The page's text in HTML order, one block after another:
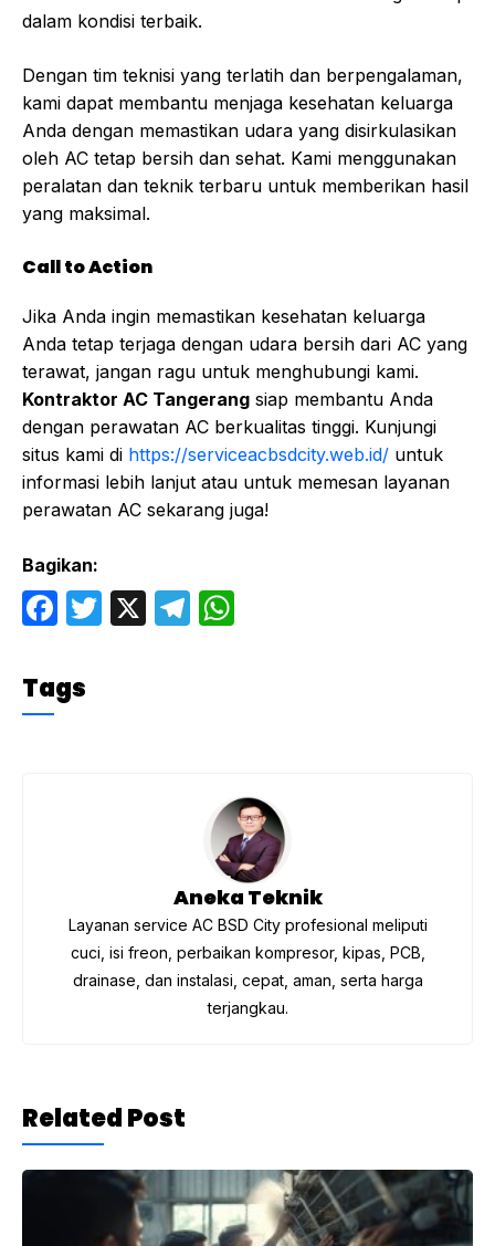
dalam kondisi terbaik.
Dengan tim teknisi yang terlatih dan berpengalaman,
kami dapat membantu menjaga kesehatan keluarga
Anda dengan memastikan udara yang disirkulasikan
oleh AC tetap bersih dan sehat. Kami menggunakan
peralatan dan teknik terbaru untuk memberikan hasil
yang maksimal.
Call to Action
Jika Anda ingin memastikan kesehatan keluarga
Anda tetap terjaga dengan udara bersih dari AC yang
terawat, jangan ragu untuk menghubungi kami.
Kontraktor AC Tangerang siap membantu Anda
dengan perawatan AC berkualitas tinggi. Kunjungi
situs kami di https://serviceacbsdcity.web.id/ untuk
informasi lebih lanjut atau untuk memesan layanan
perawatan AC sekarang juga!
Bagikan:
F
c
e
T
X
T
p
Tags
Aneka Teknik
Layanan service AC BSD City profesional meliputi
cuci, isi freon, perbaikan kompresor, kipas, PCB,
drainase, dan instalasi, cepat, aman, serta harga
terjangkau.
Related Post